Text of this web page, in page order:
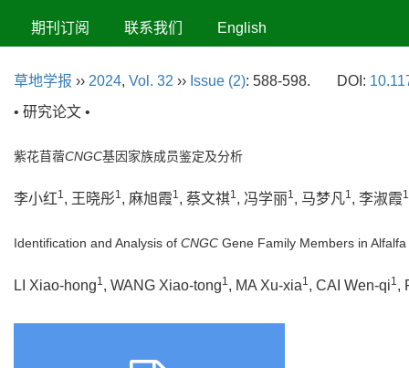
期刊订阅 联系我们 English
草地学报 ›› 2024, Vol. 32 ›› Issue (2): 588-598. DOI:
• 研究论文 •
紫花苜蓿CNGC基因家族成员鉴定及分析
李小红1, 王晓彤1, 麻旭霞1, 蔡文祺1, 冯学丽1, 马梦凡1, 李淑霞
Identification and Analysis of CNGC Gene Family Members in Alfalfa
LI Xiao-hong1, WANG Xiao-tong1, MA Xu-xia1, CAI Wen-qi1,